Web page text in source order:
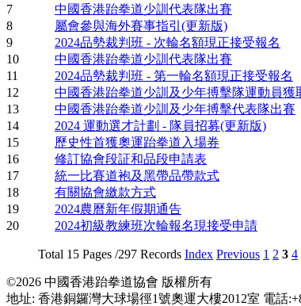
7
中國香港跆拳道少訓代表隊出賽
8
屬會參與海外賽事指引(更新版)
9
2024品勢裁判班 - 次輪名額現正接受報名
10
中國香港跆拳道少訓代表隊出賽
11
2024品勢裁判班 - 第一輪名額現正接受報名
12
中國香港跆拳道少訓及少年搏擊隊運動員獲
13
中國香港跆拳道少訓及少年搏擊代表隊出賽
14
2024 運動選才計劃 - 隊員招募(更新版)
15
歷史性首獲奧運跆拳道入場券
16
修訂協會段証和品段申請表
17
統一比賽道袍及黑帶品帶款式
18
有關協會繳款方式
19
2024農曆新年假期通告
20
2024初級教練班次輪報名現接受申請
Total 15 Pages /297 Records Index Previous 1 2 3 4
©2026 中國香港跆拳道協會 版權所有
地址: 香港銅鑼灣大球場徑1號奧運大樓2012室 電話